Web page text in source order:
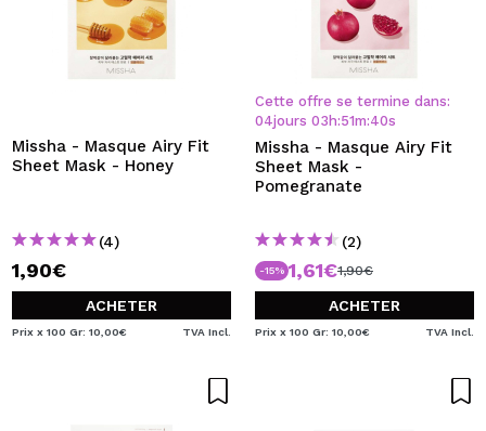
Missha - Masque Airy Fit
Sheet Mask - Honey
(4)
1,90€
ACHETER
Prix x 100 Gr: 10,00€ TVA Incl.
Cette offre se termine dans:
04jours 03 h:51m:39s
Missha - Masque Airy Fit
Sheet Mask -
Pomegranate
(2)
-15% 1,61€1,90€
ACHETER
Prix x 100 Gr: 10,00€ TVA Incl.